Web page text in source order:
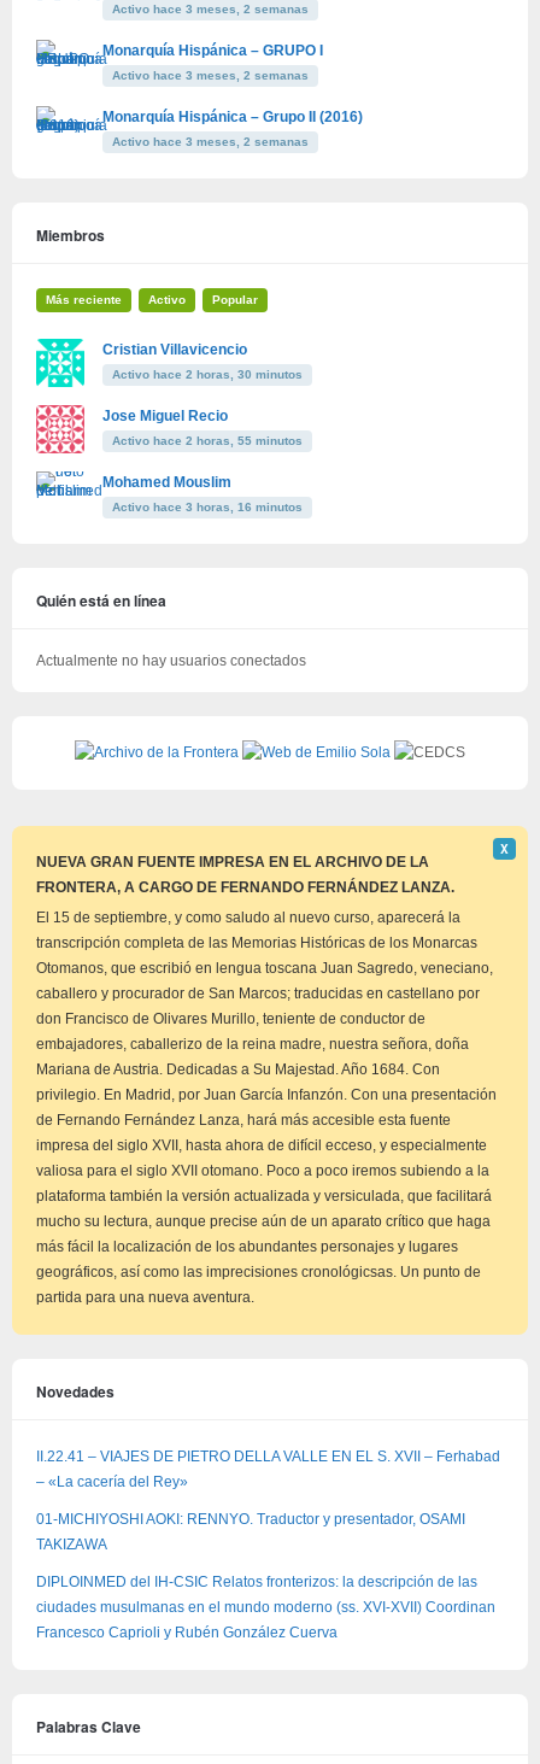
Activo hace 3 meses, 2 semanas
Monarquía Hispánica – GRUPO I
Activo hace 3 meses, 2 semanas
Monarquía Hispánica – Grupo II (2016)
Activo hace 3 meses, 2 semanas
Miembros
Más reciente Activo Popular
Cristian Villavicencio
Activo hace 2 horas, 30 minutos
Jose Miguel Recio
Activo hace 2 horas, 55 minutos
Mohamed Mouslim
Activo hace 3 horas, 16 minutos
Quién está en línea
Actualmente no hay usuarios conectados
NUEVA GRAN FUENTE IMPRESA EN EL ARCHIVO DE LA
FRONTERA, A CARGO DE FERNANDO FERNÁNDEZ LANZA.
este
Χ
El 15 de septiembre, y como saludo al nuevo curso, aparecerá la
transcripción completa de las Memorias Históricas de los Monarcas
Otomanos, que escribió en lengua toscana Juan Sagredo, veneciano,
caballero y procurador de San Marcos; traducidas en castellano por
don Francisco de Olivares Murillo, teniente de conductor de
embajadores, caballerizo de la reina madre, nuestra señora, doña
Mariana de Austria. Dedicadas a Su Majestad. Año 1684. Con
privilegio. En Madrid, por Juan García Infanzón. Con una presentación
de Fernando Fernández Lanza, hará más accesible esta fuente
impresa del siglo XVII, hasta ahora de difícil ecceso, y especialmente
valiosa para el siglo XVII otomano. Poco a poco iremos subiendo a la
plataforma también la versión actualizada y versiculada, que facilitará
mucho su lectura, aunque precise aún de un aparato crítico que haga
más fácil la localización de los abundantes personajes y lugares
geográficos, así como las imprecisiones cronológicsas. Un punto de
partida para una nueva aventura.
Novedades
II.22.41 – VIAJES DE PIETRO DELLA VALLE EN EL S. XVII – Ferhabad
– «La cacería del Rey»
01-MICHIYOSHI AOKI: RENNYO. Traductor y presentador, OSAMI
TAKIZAWA
DIPLOINMED del IH-CSIC Relatos fronterizos: la descripción de las
ciudades musulmanas en el mundo moderno (ss. XVI-XVII) Coordinan
Francesco Caprioli y Rubén González Cuerva
Palabras Clave